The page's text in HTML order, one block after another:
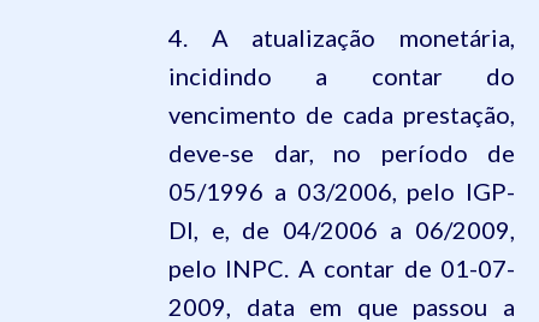
4. A atualização monetária,
incidindo a contar do
vencimento de cada prestação,
deve-se dar, no período de
05/1996 a 03/2006, pelo IGP-
DI, e, de 04/2006 a 06/2009,
pelo INPC. A contar de 01-07-
2009, data em que passou a